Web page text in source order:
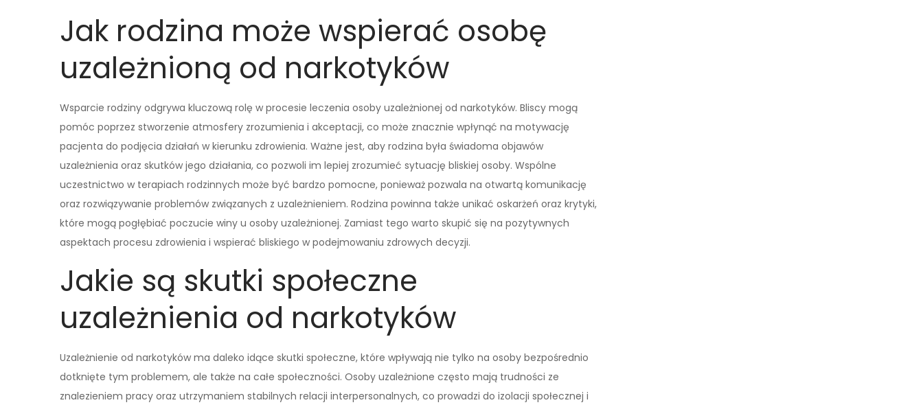
Jak rodzina może wspierać osobę
uzależnioną od narkotyków
Wsparcie rodziny odgrywa kluczową rolę w procesie leczenia osoby uzależnionej od narkotyków. Bliscy mogą
pomóc poprzez stworzenie atmosfery zrozumienia i akceptacji, co może znacznie wpłynąć na motywację
pacjenta do podjęcia działań w kierunku zdrowienia. Ważne jest, aby rodzina była świadoma objawów
uzależnienia oraz skutków jego działania, co pozwoli im lepiej zrozumieć sytuację bliskiej osoby. Wspólne
uczestnictwo w terapiach rodzinnych może być bardzo pomocne, ponieważ pozwala na otwartą komunikację
oraz rozwiązywanie problemów związanych z uzależnieniem. Rodzina powinna także unikać oskarżeń oraz krytyki,
które mogą pogłębiać poczucie winy u osoby uzależnionej. Zamiast tego warto skupić się na pozytywnych
aspektach procesu zdrowienia i wspierać bliskiego w podejmowaniu zdrowych decyzji.
Jakie są skutki społeczne
uzależnienia od narkotyków
Uzależnienie od narkotyków ma daleko idące skutki społeczne, które wpływają nie tylko na osoby bezpośrednio
dotknięte tym problemem, ale także na całe społeczności. Osoby uzależnione często mają trudności ze
znalezieniem pracy oraz utrzymaniem stabilnych relacji interpersonalnych, co prowadzi do izolacji społecznej i